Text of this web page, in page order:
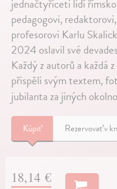
jednačtyřiceti lidí
pedagogovi,
profesorovi Karlu
2024 oslavil své
Každý z autorů a
přispěli svým textem,
jubilanta za jiných
Kúpiť Rezervovať v
18,14 €